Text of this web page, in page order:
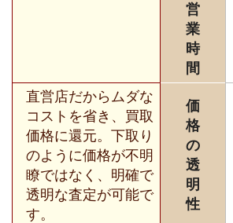
営
業
時
間
直営店だからムダな
コストを省き、買取
価格に還元。下取り
のように価格が不明
瞭ではなく、明確で
透明な査定が可能で
す。
価
格
の
透
明
性